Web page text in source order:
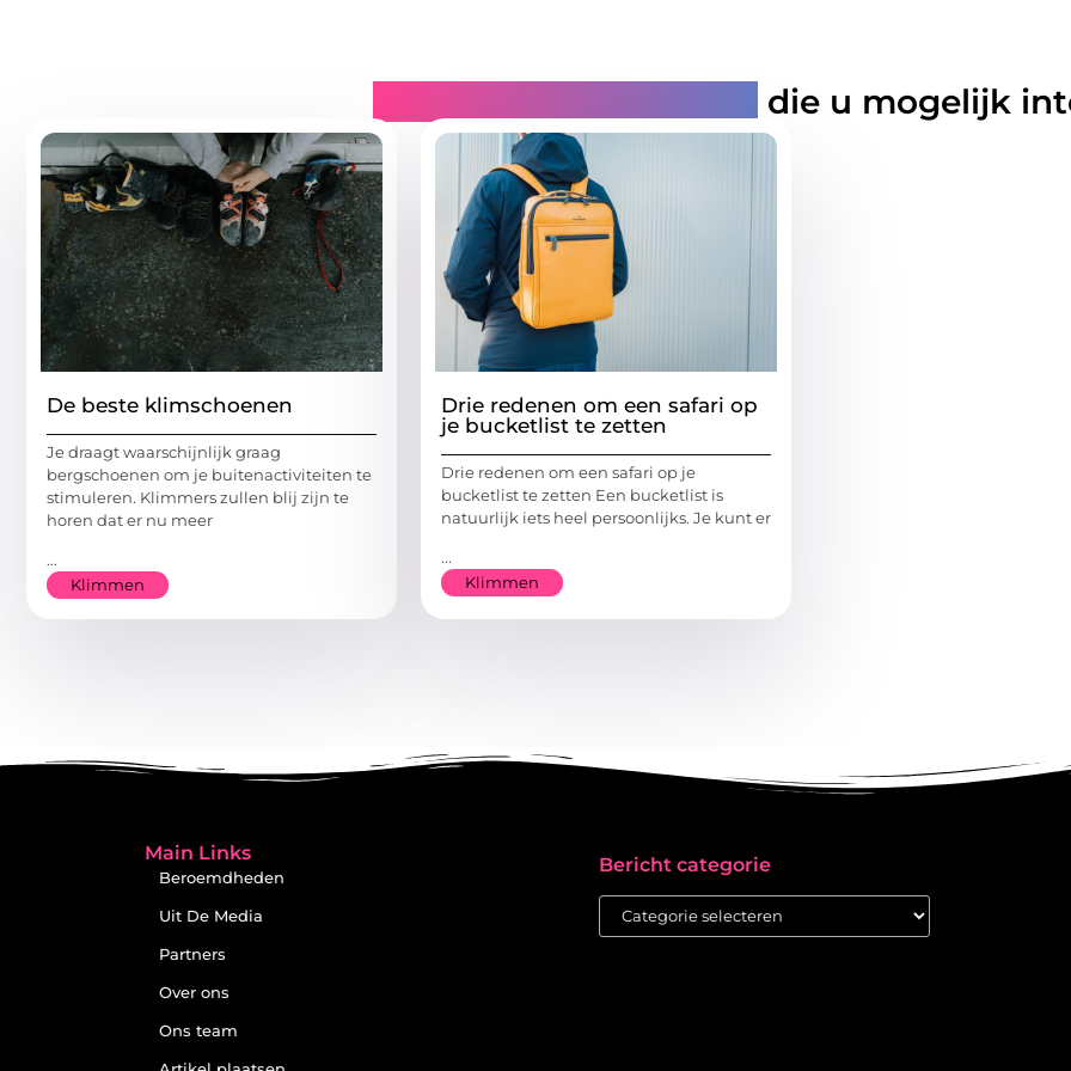
die u mogelijk
De beste klimschoenen
Je draagt waarschijnlijk ​​graag
bergschoenen om je buitenactiviteiten te
stimuleren. Klimmers zullen blij zijn te
horen dat er nu meer
...
Klimmen
Drie redenen om een safari op
je bucketlist te zetten
Drie redenen om een safari op je
bucketlist te zetten Een bucketlist is
natuurlijk iets heel persoonlijks. Je kunt er
...
Klimmen
Main Links
Beroemdheden
Uit De Media
Partners
Over ons
Ons team
Bericht categorie